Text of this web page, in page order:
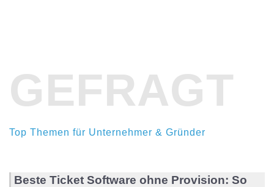
GEFRAGT
Top Themen für Unternehmer & Gründer
Beste Ticket Software ohne Provision: So